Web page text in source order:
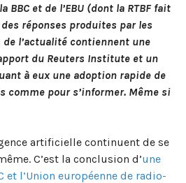
BBC et de l’EBU (dont la RTBF fait
réponses produites par les
de l’actualité contiennent une
du Reuters Institute et un
à eux une adoption rapide de
comme pour s’informer. Même si
artificielle continuent de se
C’est la conclusion d’une
et l’Union européenne de radio-